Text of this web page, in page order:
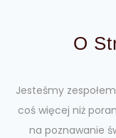
O
Jesteśmy
coś więcej niż
na poznawanie